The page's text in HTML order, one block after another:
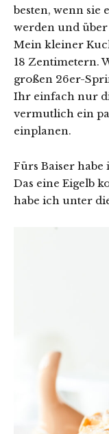
besten, wenn sie
werden und
Mein kleiner
18 Zentimetern.
großen 26er-
Ihr einfach nur
vermutlich ein
einplanen.
Fürs Baiser habe
Das eine Eigelb
habe ich unter